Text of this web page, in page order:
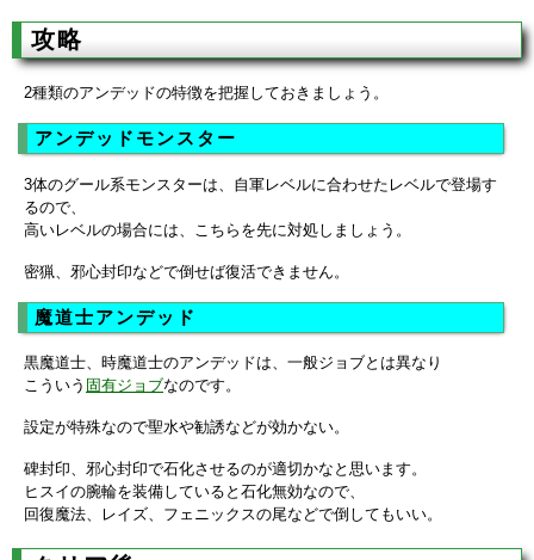
攻略
2種類のアンデッドの特徴を把握しておきましょう。
アンデッドモンスター
3体のグール系モンスターは、自軍レベルに合わせたレベルで登場す
るので、
高いレベルの場合には、こちらを先に対処しましょう。
密猟、邪心封印などで倒せば復活できません。
魔道士アンデッド
黒魔道士、時魔道士のアンデッドは、一般ジョブとは異なり
こういう 固有ジョブなのです。
設定が特殊なので聖水や勧誘などが効かない。
碑封印、邪心封印で石化させるのが適切かなと思います。
ヒスイの腕輪を装備していると石化無効なので、
回復魔法、レイズ、フェニックスの尾などで倒してもいい。